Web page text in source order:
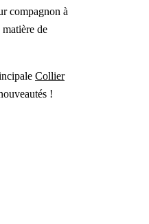
compagnon à
de
Collier
!